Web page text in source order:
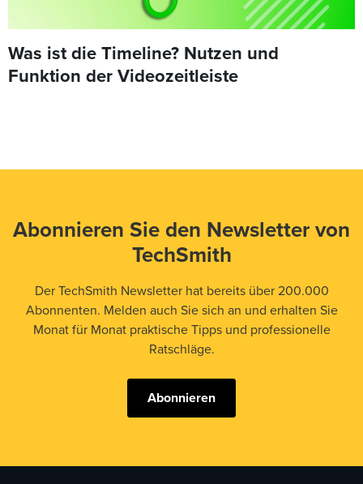
Was ist die Timeline? Nutzen und
Funktion der Videozeitleiste
Abonnieren Sie den Newsletter von
TechSmith
Der TechSmith Newsletter hat bereits über 200.000
Abonnenten. Melden auch Sie sich an und erhalten Sie
Monat für Monat praktische Tipps und professionelle
Ratschläge.
Abonnieren